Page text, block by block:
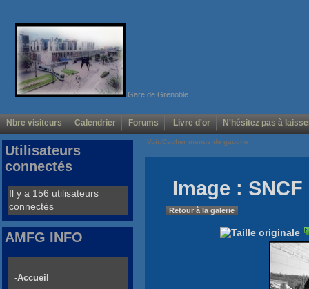
Gare de Grenoble
Nbre visiteurs Calendrier Forums Livre d'or N'hésitez pas à
Voir/Cacher menus de gauche
Image : SNCF
Retour à la galerie
Utilisateurs
connectés
Il y a 156 utilisateurs
connectés
AMFG INFO
-Accueil